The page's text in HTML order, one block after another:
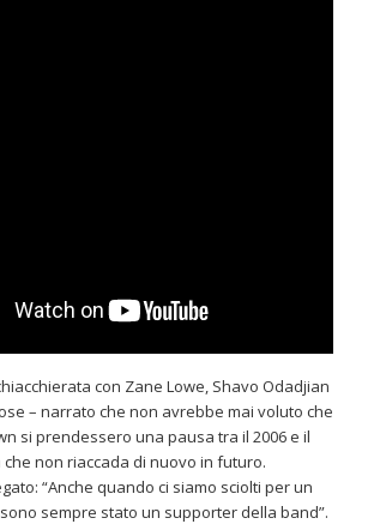
con Zane Lowe, Shavo Odadjian
– narrato che non avrebbe mai voluto che
si prendessero una pausa tra il 2006 e il
che non riaccada di nuovo in futuro.
“Anche quando ci siamo sciolti per un
sono sempre stato un supporter della band”.